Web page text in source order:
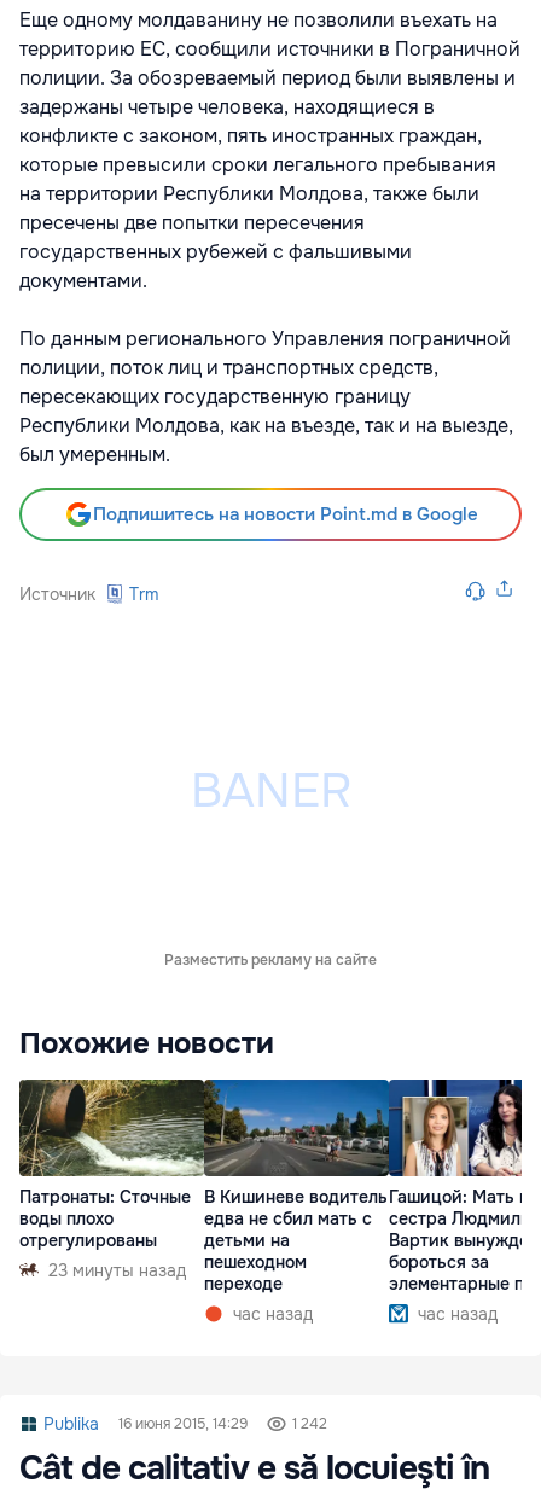
Еще одному молдаванину не позволили въехать на
территорию ЕС, сообщили источники в Пограничной
полиции. За обозреваемый период были выявлены и
задержаны четыре человека, находящиеся в
конфликте с законом, пять иностранных граждан,
которые превысили сроки легального пребывания
на территории Республики Молдова, также были
пресечены две попытки пересечения
государственных рубежей с фальшивыми
документами.
По данным регионального Управления пограничной
полиции, поток лиц и транспортных средств,
пересекающих государственную границу
Республики Молдова, как на въезде, так и на выезде,
был умеренным.
Подпишитесь на новости Point.md в Google
Источник Trm
Разместить рекламу на сайте
Похожие новости
Патронаты: Сточные
воды плохо
отрегулированы
23 минуты назад
В Кишиневе водитель
едва не сбил мать с
детьми на
пешеходном
переходе
час назад
Гашицой: Мать и
сестра Людмилы
Вартик
бороться за
элементарные
час назад
Publika 16 июня 2015, 14:29 1 242
Cât de calitativ e să locuieşti în